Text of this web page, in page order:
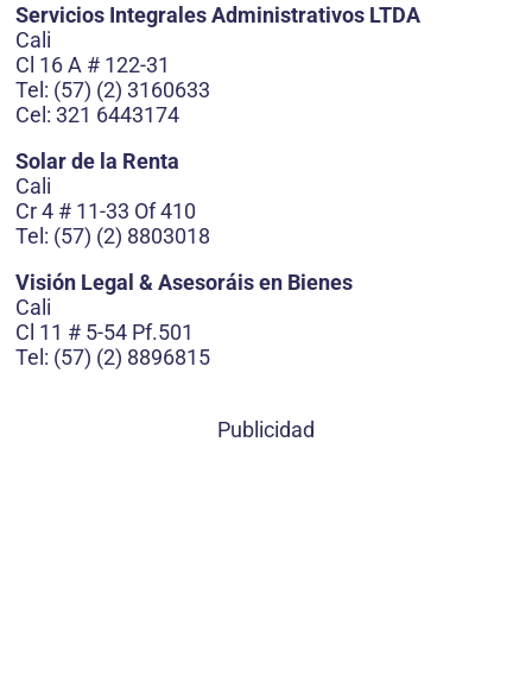
Servicios Integrales Administrativos LTDA
Cali
Cl 16 A # 122-31
Tel: (57) (2) 3160633
Cel: 321 6443174
Solar de la Renta
Cali
Cr 4 # 11-33 Of 410
Tel: (57) (2) 8803018
Visión Legal & Asesoráis en Bienes
Cali
Cl 11 # 5-54 Pf.501
Tel: (57) (2) 8896815
Publicidad